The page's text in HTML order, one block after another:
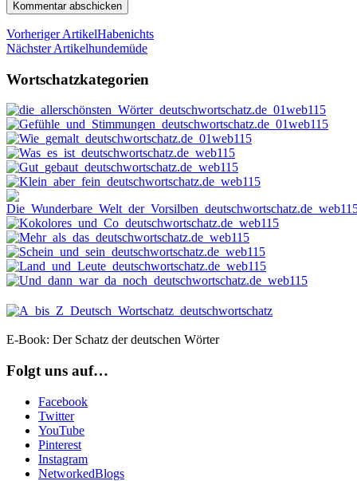
Vorheriger ArtikelHabenichts
Nächster Artikelhundemüde
Wortschatzkategorien
E-Book: Der Schatz der deutschen Wörter
Folgt uns auf…
Facebook
Twitter
YouTube
Pinterest
Instagram
NetworkedBlogs